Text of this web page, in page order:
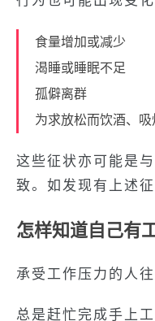
食量增加或减少
渴睡或睡眠不足
孤僻离群
为求放松而饮酒、
这些征状亦可能是
致。如发现有上述
怎样知道自己有
承受工作压力的人
总是赶忙完成手上